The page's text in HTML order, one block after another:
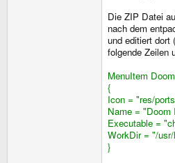
Die ZIP Datei
nach dem
und editiert dort
folgende Zeilen
MenuItem
{
Icon = "res/
Name = "Doom
Executable =
WorkDir = "/
}